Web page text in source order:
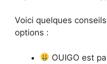
Voici quelques
options :
OUIGO est